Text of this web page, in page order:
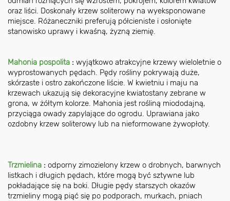
oraz liści. Doskonały krzew soliterowy na wyeksponowane
miejsce. Różaneczniki preferują półcieniste i osłonięte
stanowisko uprawy i kwaśną, żyzną ziemię.
Mahonia pospolita : wyjątkowo atrakcyjne krzewy wieloletnie o
wyprostowanych pędach. Pędy rośliny pokrywają duże,
skórzaste i ostro zakończone liście. W kwietniu i maju na
krzewach ukazują się dekoracyjne kwiatostany zebrane w
grona, w żółtym kolorze. Mahonia jest rośliną miododajną,
przyciąga owady zapylające do ogrodu. Uprawiana jako
ozdobny krzew soliterowy lub na nieformowane żywopłoty.
Trzmielina : odporny zimozielony krzew o drobnych, barwnych
listkach i długich pędach, które mogą być sztywne lub
pokładające się na boki. Długie pędy starszych okazów
trzmieliny mogą piąć się po podporach, murkach, pniach